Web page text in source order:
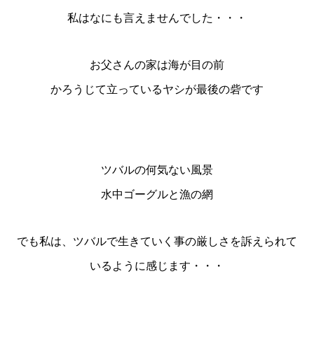
私はなにも言えませんでした・・・
お父さんの家は海が目の前
かろうじて立っているヤシが最後の砦です
ツバルの何気ない風景
水中ゴーグルと漁の網
でも私は、ツバルで生きていく事の厳しさを訴えられて
いるように感じます・・・